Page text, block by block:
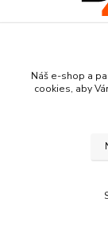
Pracovní
+420
Po-Pá:
Náš e-shop a
cookies, aby